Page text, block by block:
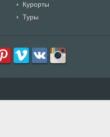
Курорты
Туры